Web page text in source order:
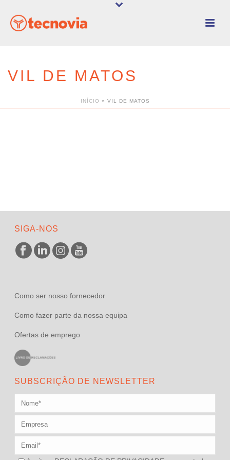
VIL DE MATOS
INÍCIO » VIL DE MATOS
SIGA-NOS
Como ser nosso fornecedor
Como fazer parte da nossa equipa
Ofertas de emprego
SUBSCRIÇÃO DE NEWSLETTER